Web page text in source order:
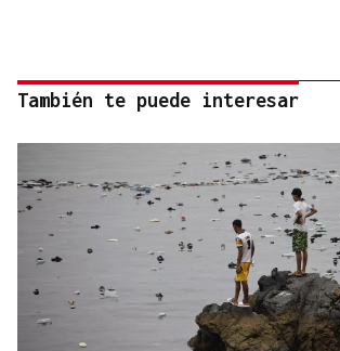
También te puede interesar